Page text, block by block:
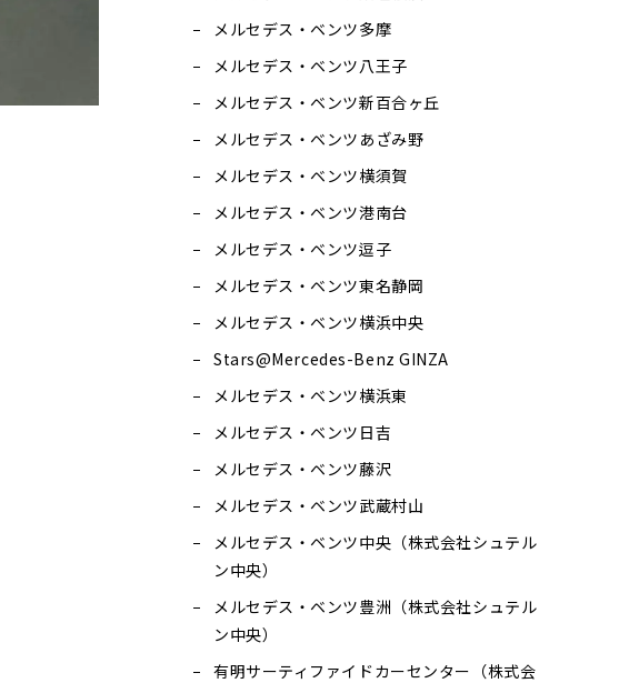
メルセデス・ベンツ多摩
メルセデス・ベンツ八王子
メルセデス・ベンツ新百合ヶ丘
メルセデス・ベンツあざみ野
メルセデス・ベンツ横須賀
メルセデス・ベンツ港南台
メルセデス・ベンツ逗子
メルセデス・ベンツ東名静岡
メルセデス・ベンツ横浜中央
Stars@Mercedes-Benz GINZA
メルセデス・ベンツ横浜東
メルセデス・ベンツ日吉
メルセデス・ベンツ藤沢
メルセデス・ベンツ武蔵村山
メルセデス・ベンツ中央（株式会社シュテル
ン中央）
メルセデス・ベンツ豊洲（株式会社シュテル
ン中央）
有明サーティファイドカーセンター（株式会